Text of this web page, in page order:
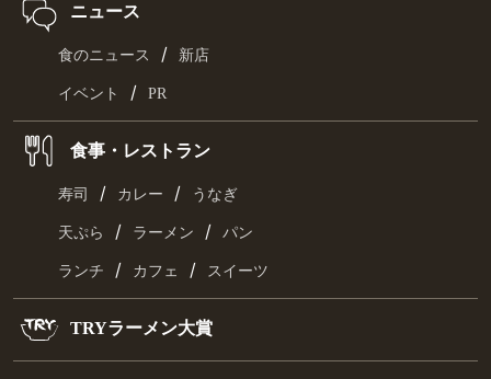
ニュース
食のニュース / 新店
イベント / PR
食事・レストラン
寿司 / カレー / うなぎ
天ぷら / ラーメン / パン
ランチ / カフェ / スイーツ
TRYラーメン大賞